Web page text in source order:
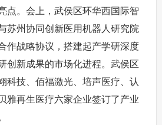
点。会上，武侯区环华西国际智
苏州协同创新医用机器人研究院
作战略协议，搭建起产学研深度
创新成果的市场化进程。武侯区
科技、佰福激光、培声医疗、认
雅再生医疗六家企业签订了产业